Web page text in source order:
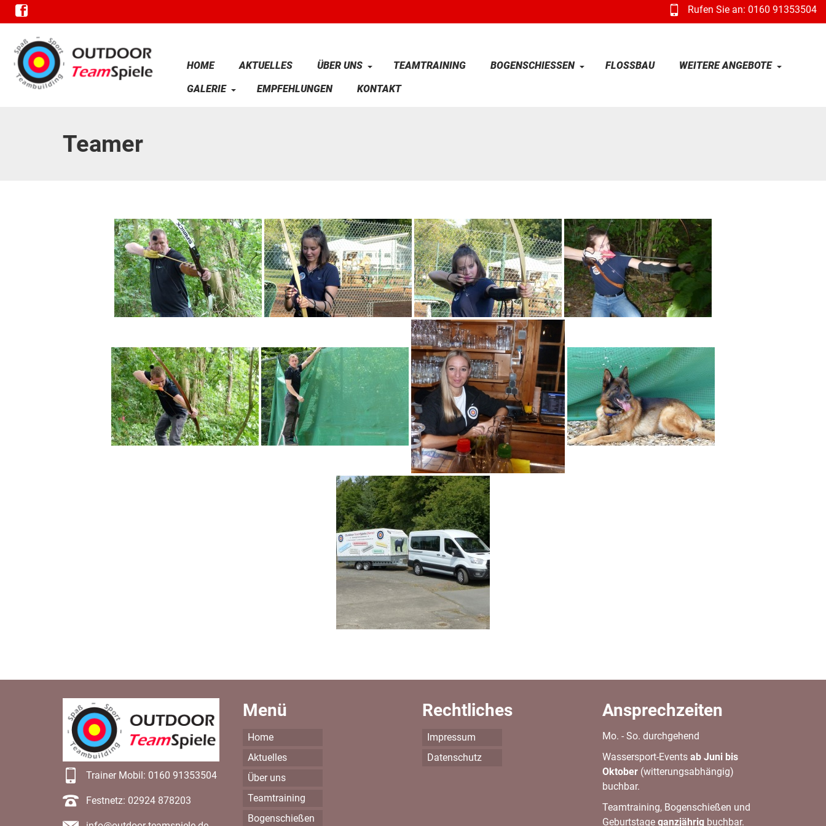
Rufen Sie an: 0160 91353504
HOME AKTUELLES ÜBER UNS TEAMTRAINING BOGENSCHIESSEN FLOSSBAU
WEITERE ANGEBOTE
GALERIE
EMPFEHLUNGEN KONTAKT
Teamer
Trainer Mobil: 0160 91353504
Festnetz: 02924 878203
Menü
Home
Aktuelles
Über uns
Teamtraining
Bogenschießen
Rechtliches
Impressum
Datenschutz
Ansprechzeiten
Mo. - So. durchgehend
Wassersport-Events ab Juni bis
Oktober(witterungsabhängig)
buchbar.
Teamtraining, Bogenschießen und
Geburtstage ganzjährigbuchbar.